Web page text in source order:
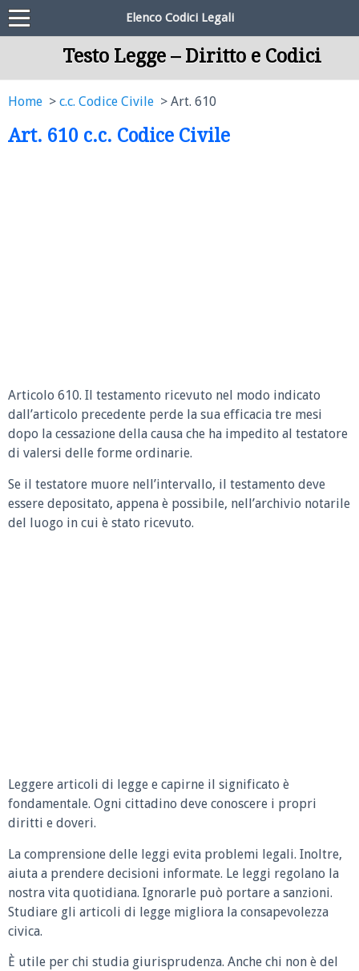
Elenco Codici Legali
Testo Legge – Diritto e Codici
Home c.c. Codice Civile Art. 610
Art. 610 c.c. Codice Civile
Articolo 610. Il testamento ricevuto nel modo indicato
dall’articolo precedente perde la sua efficacia tre mesi
dopo la cessazione della causa che ha impedito al testatore
di valersi delle forme ordinarie.
Se il testatore muore nell’intervallo, il testamento deve
essere depositato, appena è possibile, nell’archivio notarile
del luogo in cui è stato ricevuto.
Leggere articoli di legge e capirne il significato è
fondamentale. Ogni cittadino deve conoscere i propri
diritti e doveri.
La comprensione delle leggi evita problemi legali. Inoltre,
aiuta a prendere decisioni informate. Le leggi regolano la
nostra vita quotidiana. Ignorarle può portare a sanzioni.
Studiare gli articoli di legge migliora la consapevolezza
civica.
È utile per chi studia giurisprudenza. Anche chi non è del